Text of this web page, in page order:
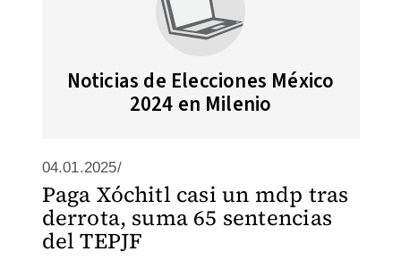
Noticias de Elecciones México
2024 en Milenio
04.01.2025/
Paga Xóchitl casi un mdp tras
derrota, suma 65 sentencias
del TEPJF